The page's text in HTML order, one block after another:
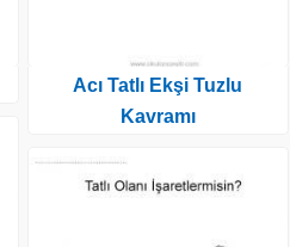
Acı Tatlı Ekşi Tuzlu
Kavramı